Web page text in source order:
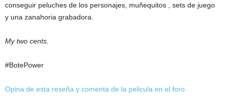
conseguir peluches de los personajes, muñequitos , sets de juego
y una zanahoria grabadora.
My two cents.
#BotePower
Opina de esta reseña y comenta de la pelicula en el foro